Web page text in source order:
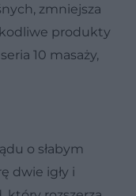
zmniejsza
produkty
10 masaży,
o słabym
dwie igły i